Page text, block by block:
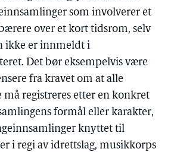
som involverer et
over et kort tidsrom, selv
ikke er innmeldt i
Det bør eksempelvis være
fra kravet om at alle
må registreres etter en konkret
formål eller karakter,
knyttet til
i regi av idrettslag, musikkorps